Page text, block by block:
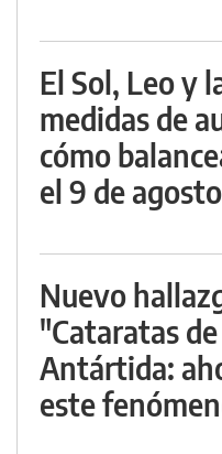
El Sol, Leo y
medidas de
cómo
el 9 de agosto
Nuevo
"Cataratas
Antártida:
este